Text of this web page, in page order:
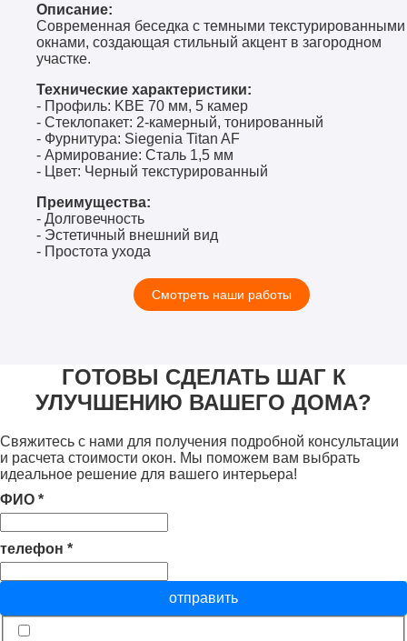
Описание:
Современная беседка с темными текстурированными
окнами, создающая стильный акцент в загородном
участке.
Технические характеристики:
- Профиль: KBE 70 мм, 5 камер
- Стеклопакет: 2-камерный, тонированный
- Фурнитура: Siegenia Titan AF
- Армирование: Сталь 1,5 мм
- Цвет: Черный текстурированный
Преимущества:
- Долговечность
- Эстетичный внешний вид
- Простота ухода
Смотреть наши работы
ГОТОВЫ СДЕЛАТЬ ШАГ К
УЛУЧШЕНИЮ ВАШЕГО ДОМА?
Свяжитесь с нами для получения подробной консультации
и расчета стоимости окон. Мы поможем вам выбрать
идеальное решение для вашего интерьера!
ФИО *
телефон *
отправить